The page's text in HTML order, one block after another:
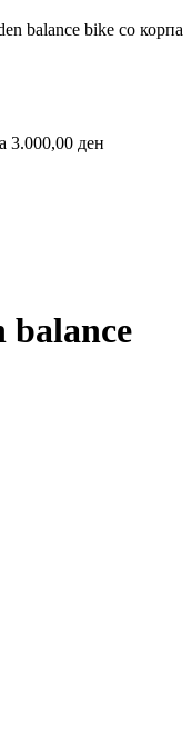
balance bike со корпа
3.000,00 ден
balance